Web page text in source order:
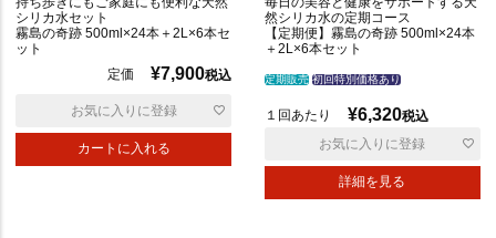
シリカ水セット
霧島の奇跡 500ml×24本＋2L×6本セ
ット
定価
¥7,900税込
カートに入れる
お気に入りに登録
然シリカ水の定期コース
【定期便】霧島の奇跡 500ml×24本
＋2L×6本セット
定期販売 初回特別価格あり
１回あたり ¥6,320税込
詳細を見る
お気に入りに登録